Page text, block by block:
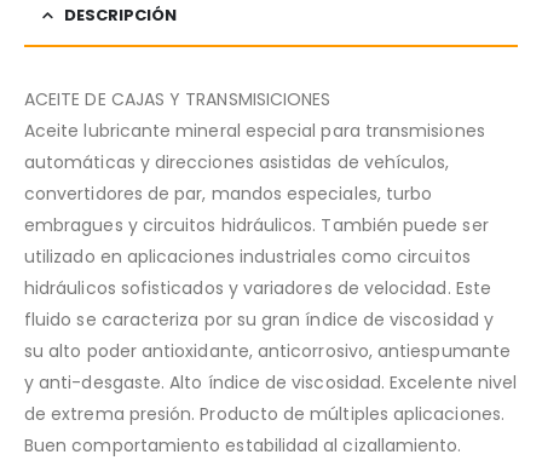
DESCRIPCIÓN
ACEITE DE CAJAS Y TRANSMISICIONES
Aceite lubricante mineral especial para transmisiones
automáticas y direcciones asistidas de vehículos,
convertidores de par, mandos especiales, turbo
embragues y circuitos hidráulicos. También puede ser
utilizado en aplicaciones industriales como circuitos
hidráulicos sofisticados y variadores de velocidad. Este
fluido se caracteriza por su gran índice de viscosidad y
su alto poder antioxidante, anticorrosivo, antiespumante
y anti-desgaste. Alto índice de viscosidad. Excelente nivel
de extrema presión. Producto de múltiples aplicaciones.
Buen comportamiento estabilidad al cizallamiento.